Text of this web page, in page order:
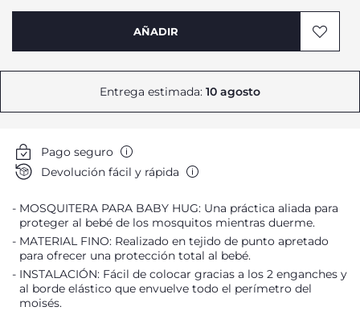
AÑADIR
Entrega estimada: 10 agosto
Pago seguro
Devolución fácil y rápida
MOSQUITERA PARA BABY HUG: Una práctica aliada para
proteger al bebé de los mosquitos mientras duerme.
MATERIAL FINO: Realizado en tejido de punto apretado
para ofrecer una protección total al bebé.
INSTALACIÓN: Fácil de colocar gracias a los 2 enganches y
al borde elástico que envuelve todo el perímetro del
moisés.